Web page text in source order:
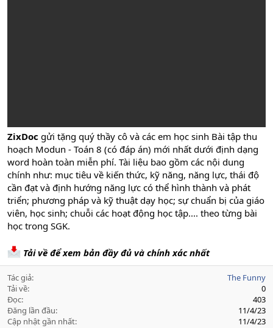
ZixDoc gửi tặng quý thầy cô và các em học sinh Bài tập thu
hoạch Modun - Toán 8 (có đáp án) mới nhất dưới định dạng
word hoàn toàn miễn phí. Tài liệu bao gồm các nội dung
chính như: mục tiêu về kiến thức, kỹ năng, năng lực, thái độ
cần đạt và định hướng năng lực có thể hình thành và phát
triển; phương pháp và kỹ thuật dạy học; sự chuẩn bị của giáo
viên, học sinh; chuỗi các hoạt động học tập.... theo từng bài
học trong SGK.
Tải về để xem bản đầy đủ và chính xác nhất
Tác giả
The Funny
Tải về
0
Đọc
403
Đăng lần đầu
11/4/23
Cập nhật gần nhất
11/4/23